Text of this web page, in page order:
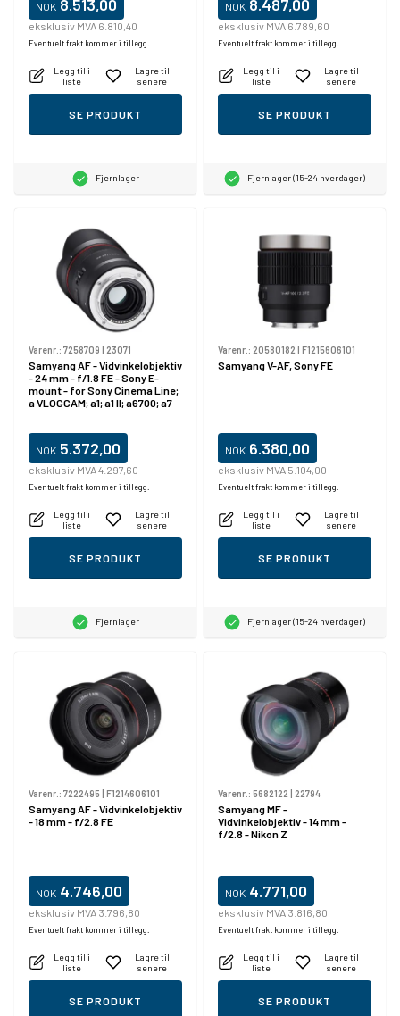
NOK 8.513,00
eksklusiv MVA 6.810,40
Eventuelt frakt kommer i tillegg.
Legg til i
liste
Lagre til
senere
SE PRODUKT
Fjernlager
NOK 8.487,00
eksklusiv MVA 6.789,60
Eventuelt frakt kommer i tillegg.
Legg til i
liste
Lagre til
senere
SE PRODUKT
Fjernlager (15-24 hverdager)
Varenr.: 7258709 | 23071
Samyang AF - Vidvinkelobjektiv
- 24 mm - f/1.8 FE - Sony E-
mount - for Sony Cinema Line;
a VLOGCAM; a1; a1 II; a6700; a7
NOK 5.372,00
eksklusiv MVA 4.297,60
Eventuelt frakt kommer i tillegg.
Legg til i
liste
Lagre til
senere
SE PRODUKT
Fjernlager
Varenr.: 20580182 | F1215606101
Samyang V-AF, Sony FE
NOK 6.380,00
eksklusiv MVA 5.104,00
Eventuelt frakt kommer i tillegg.
Legg til i
liste
Lagre til
senere
SE PRODUKT
Fjernlager (15-24 hverdager)
Varenr.: 7222495| F1214606101
Samyang AF - Vidvinkelobjektiv
- 18 mm - f/2.8 FE
NOK 4.746,00
eksklusiv MVA 3.796,80
Eventuelt frakt kommer i tillegg.
Legg til i
liste
Lagre til
senere
SE PRODUKT
Varenr.: 5682122 | 22794
Samyang MF -
Vidvinkelobjektiv - 14 mm -
f/2.8 - Nikon Z
NOK 4.771,00
eksklusiv MVA 3.816,80
Eventuelt frakt kommer i tillegg.
Legg til i
liste
Lagre til
senere
SE PRODUKT